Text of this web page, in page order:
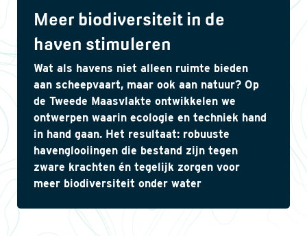
Meer biodiversiteit in de
haven stimuleren
Wat als havens niet alleen ruimte bieden
aan scheepvaart, maar ook aan natuur? Op
de Tweede Maasvlakte ontwikkelen we
ontwerpen waarin ecologie en techniek hand
in hand gaan. Het resultaat: robuuste
havenglooiingen die bestand zijn tegen
zware krachten én tegelijk zorgen voor
meer biodiversiteit onder water